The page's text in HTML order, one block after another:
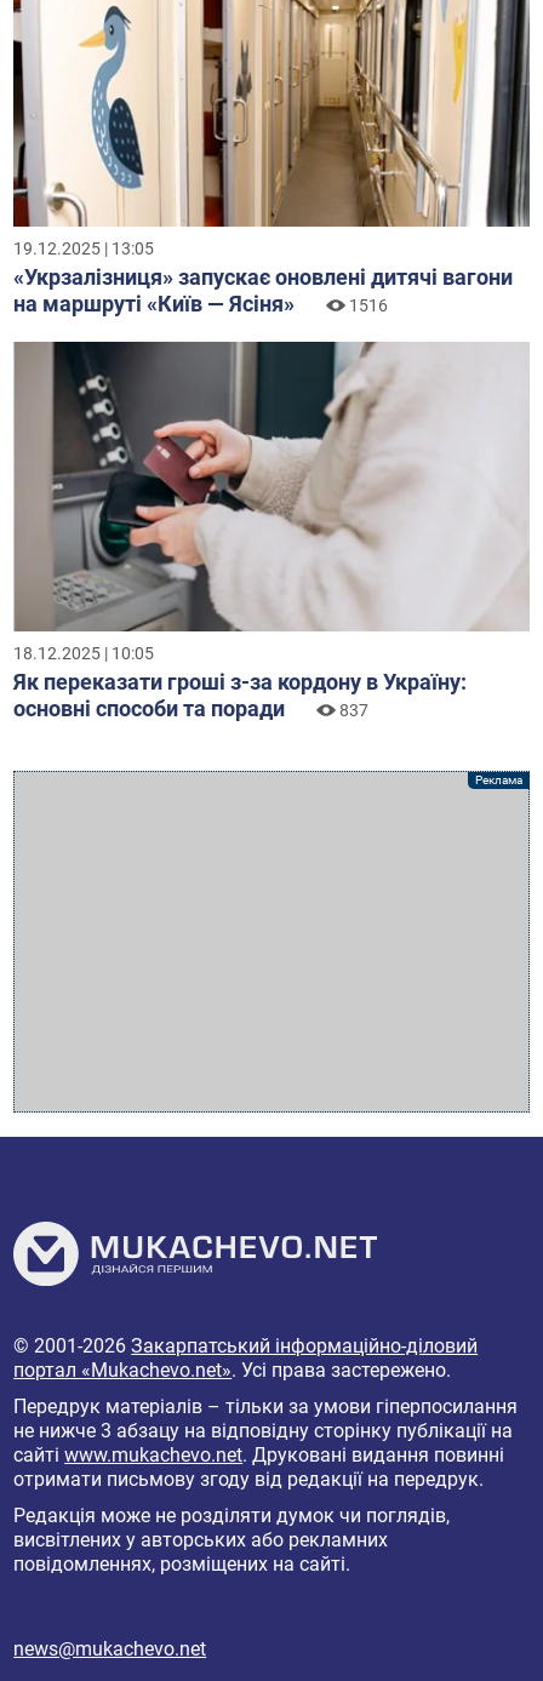
19.12.2025 | 13:05
«Укрзалізниця» запускає оновлені дитячі вагони
на маршруті «Київ — Ясіня»
1516
18.12.2025 | 10:05
Як переказати гроші з-за кордону в Україну:
основні способи та поради
837
© 2001-2026Закарпатський інформаційно-діловий
портал «Mukachevo.net». Усі права застережено.
Передрук матеріалів – тільки за умови гіперпосилання
не нижче 3 абзацу на відповідну сторінку публікації на
сайтіwww.mukachevo.net. Друковані видання повинні
отримати письмову згоду від редакції на передрук.
Редакція може не розділяти думок чи поглядів,
висвітлених у авторських або рекламних
повідомленнях, розміщених на сайті.
news@mukachevo.net